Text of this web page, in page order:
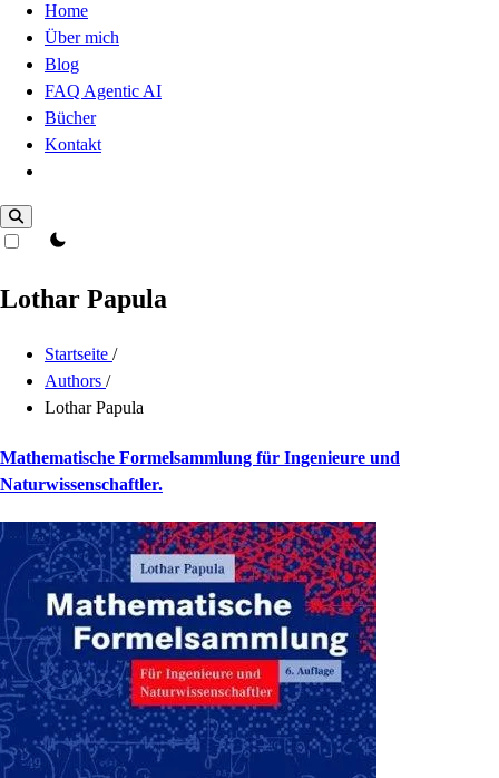
Home
Über mich
Blog
FAQ Agentic AI
Bücher
Kontakt
theme switcher
Lothar Papula
Startseite /
Authors /
Lothar Papula
Mathematische Formelsammlung für Ingenieure und
Naturwissenschaftler.